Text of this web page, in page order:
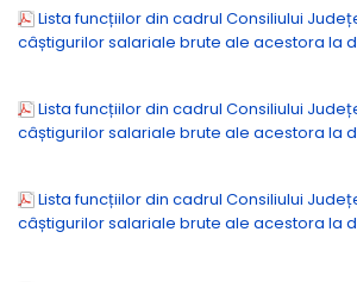
Lista funcțiilor din cadrul Consiliului
câștigurilor salariale brute ale acestora la
Lista funcțiilor din cadrul Consiliului
câștigurilor salariale brute ale acestora la
Lista funcțiilor din cadrul Consiliului
câștigurilor salariale brute ale acestora la